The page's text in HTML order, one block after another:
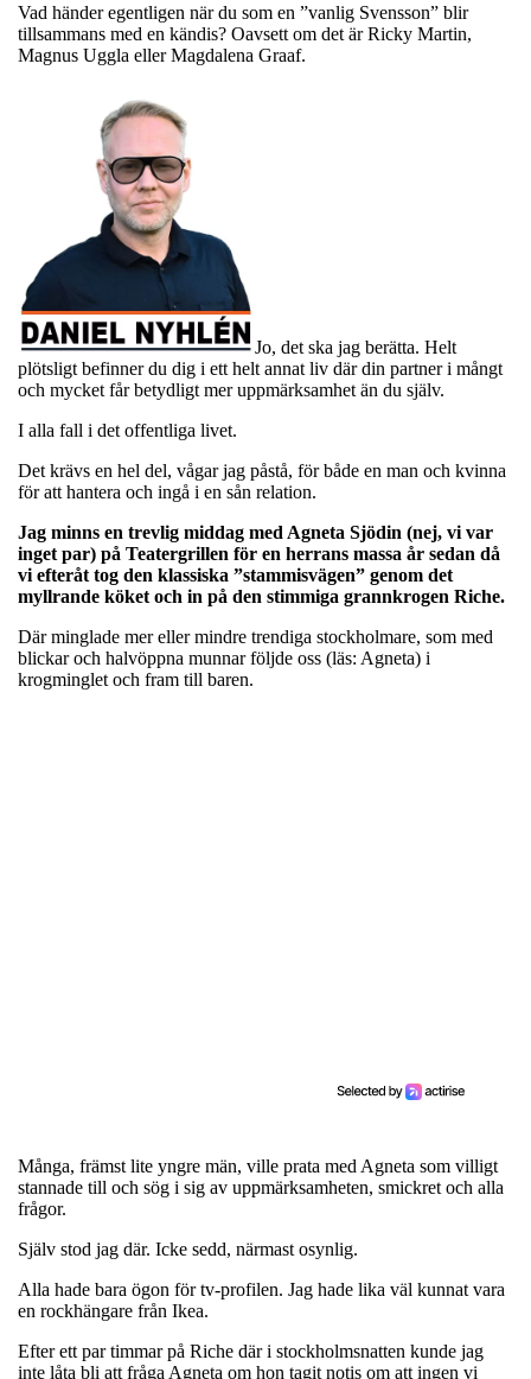
Vad händer egentligen när du som en ”vanlig Svensson” blir
tillsammans med en kändis? Oavsett om det är Ricky Martin,
Magnus Uggla eller Magdalena Graaf.
Jo, det ska jag berätta. Helt
plötsligt befinner du dig i ett helt annat liv där din partner i mångt
och mycket får betydligt mer uppmärksamhet än du själv.
I alla fall i det offentliga livet.
Det krävs en hel del, vågar jag påstå, för både en man och kvinna
för att hantera och ingå i en sån relation.
Jag minns en trevlig middag med Agneta Sjödin (nej, vi var
inget par) på Teatergrillen för en herrans massa år sedan då
vi efteråt tog den klassiska ”stammisvägen” genom det
myllrande köket och in på den stimmiga grannkrogen Riche.
Där minglade mer eller mindre trendiga stockholmare, som med
blickar och halvöppna munnar följde oss (läs: Agneta) i
krogminglet och fram till baren.
Många, främst lite yngre män, ville prata med Agneta som villigt
stannade till och sög i sig av uppmärksamheten, smickret och alla
frågor.
Själv stod jag där. Icke sedd, närmast osynlig.
Alla hade bara ögon för tv-profilen. Jag hade lika väl kunnat vara
en rockhängare från Ikea.
Efter ett par timmar på Riche där i stockholmsnatten kunde jag
inte låta bli att fråga Agneta om hon tagit notis om att ingen vi